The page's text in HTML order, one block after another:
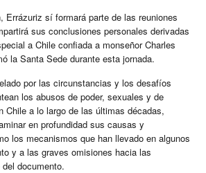
Errázuriz sí formará parte de las reuniones
sus conclusiones personales derivadas
a Chile confiada a monseñor Charles
la Santa Sede durante esta jornada.
por las circunstancias y los desafíos
los abusos de poder, sexuales y de
Chile a lo largo de las últimas décadas,
en profundidad sus causas y
los mecanismos que han llevado en algunos
y a las graves omisiones hacia las
documento.